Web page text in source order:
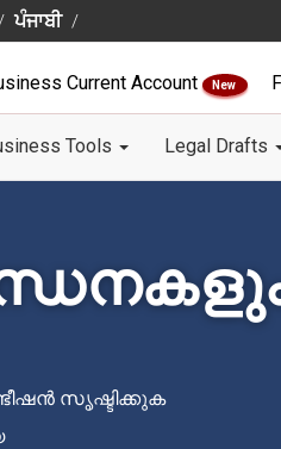
ਪੰਜਾਬੀ
Current Account New
Tools Legal Drafts
സൃഷ്ടിക്കുക